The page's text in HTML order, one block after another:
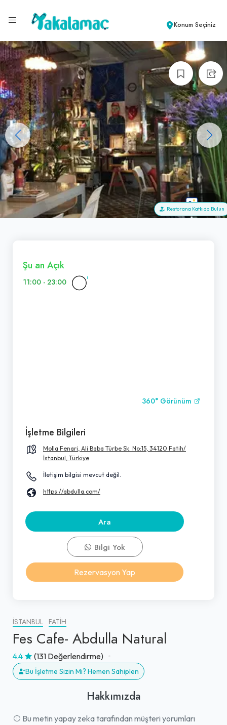
Konum Seçiniz
+86
Restorana Katkıda Bulun
İSTANBUL FATIH
Fes Cafe- Abdulla Natural
4.4 (131 Değerlendirme)
Bu İşletme Sizin Mi? Hemen Sahiplen
Hakkımızda
Bu metin yapay zeka tarafından müşteri yorumları
Şu an Açık
11:00 - 23:00
360° Görünüm
İşletme Bilgileri
Molla Fenari, Ali Baba Türbe Sk. No:15, 34120 Fatih/
İstanbul, Türkiye
İletişim bilgisi mevcut değil.
https://abdulla.com/
Ara
Bilgi Yok
Rezervasyon Yap